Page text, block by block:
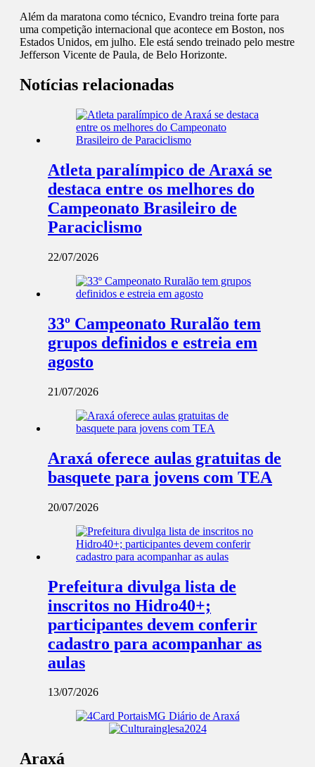
Além da maratona como técnico, Evandro treina forte para
uma competição internacional que acontece em Boston, nos
Estados Unidos, em julho. Ele está sendo treinado pelo mestre
Jefferson Vicente de Paula, de Belo Horizonte.
Notícias relacionadas
Atleta paralímpico de Araxá se
destaca entre os melhores do
Campeonato Brasileiro de
Paraciclismo
22/07/2026
33º Campeonato Ruralão tem
grupos definidos e estreia em
agosto
21/07/2026
Araxá oferece aulas gratuitas de
basquete para jovens com TEA
20/07/2026
Prefeitura divulga lista de
inscritos no Hidro40+;
participantes devem conferir
cadastro para acompanhar as
aulas
13/07/2026
Araxá